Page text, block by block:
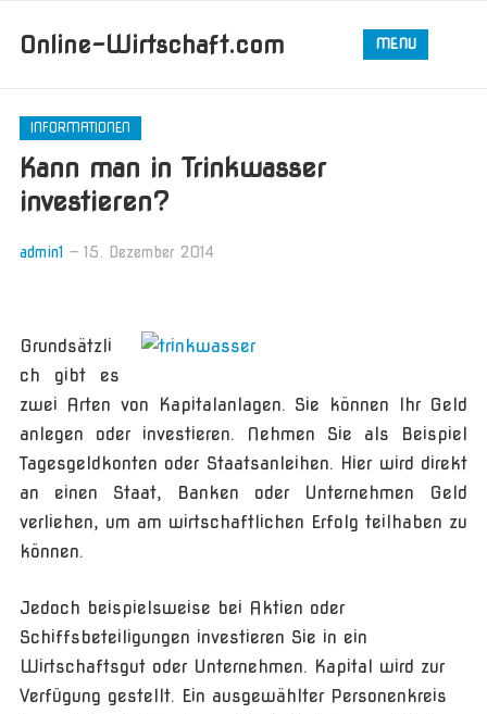
Online-Wirtschaft.com MENU
INFORMATIONEN
Kann man in Trinkwasser
investieren?
admin1 — 15. Dezember 2014
Grundsätzli
ch gibt es
zwei Arten von Kapitalanlagen. Sie können Ihr Geld
anlegen oder investieren. Nehmen Sie als Beispiel
Tagesgeldkonten oder Staatsanleihen. Hier wird direkt
an einen Staat, Banken oder Unternehmen Geld
verliehen, um am wirtschaftlichen Erfolg teilhaben zu
können.
Jedoch beispielsweise bei Aktien oder
Schiffsbeteiligungen investieren Sie in ein
Wirtschaftsgut oder Unternehmen. Kapital wird zur
Verfügung gestellt. Ein ausgewählter Personenkreis